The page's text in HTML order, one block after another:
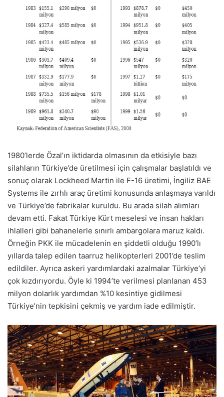
1980’lerde Özal’ın iktidarda olmasının da etkisiyle bazı
silahların Türkiye’de üretilmesi için çalışmalar başlatıldı ve
sonuç olarak Lockheed Martin ile F-16 üretimi, İngiliz BAE
Systems ile zırhlı araç üretimi konusunda anlaşmaya varıldı
ve Türkiye’de fabrikalar kuruldu. Bu arada silah alımları
devam etti. Fakat Türkiye Kürt meselesi ve insan hakları
ihlalleri gibi bahanelerle sınırlı ambargolara maruz kaldı.
Örneğin PKK ile mücadelenin en şiddetli olduğu 1990’lı
yıllarda talep edilen taarruz helikopterleri 2001’de teslim
edildiler. Ayrıca askeri yardımlardaki azalmalar Türkiye’yi
çok kızdırıyordu. Öyle ki 1994’te verilmesi planlanan 453
milyon dolarlık yardımdan %10 kesintiye gidilmesi
Türkiye’nin tepkisini çekmiş ve yardım iade edilmiştir.